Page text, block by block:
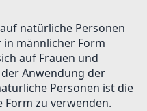
natürliche Personen
in männlicher Form
auf Frauen und
Anwendung der
Personen ist die
Form zu verwenden.